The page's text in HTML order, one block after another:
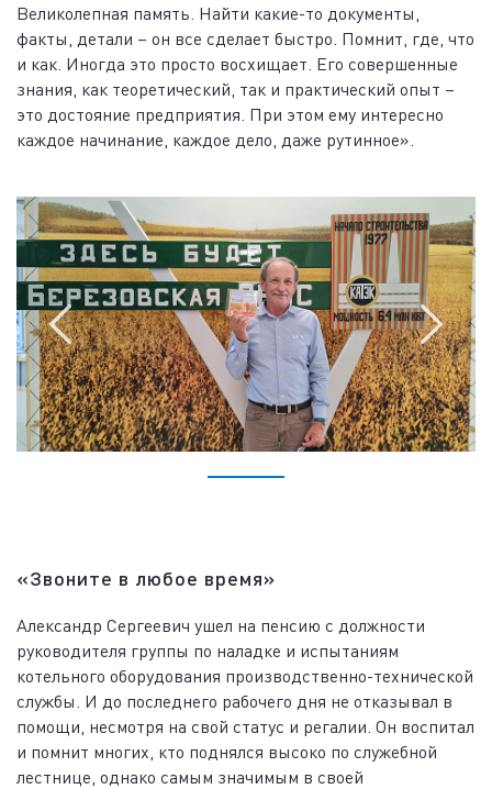
Великолепная память. Найти какие-то документы,
факты, детали – он все сделает быстро. Помнит, где, что
и как. Иногда это просто восхищает. Его совершенные
знания, как теоретический, так и практический опыт –
это достояние предприятия. При этом ему интересно
каждое начинание, каждое дело, даже рутинное».
«Звоните в любое время»
Александр Сергеевич ушел на пенсию с должности
руководителя группы по наладке и испытаниям
котельного оборудования производственно-технической
службы. И до последнего рабочего дня не отказывал в
помощи, несмотря на свой статус и регалии. Он воспитал
и помнит многих, кто поднялся высоко по служебной
лестнице, однако самым значимым в своей